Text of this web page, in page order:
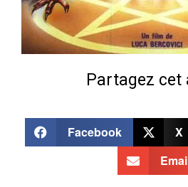
Partagez cet
Facebook X